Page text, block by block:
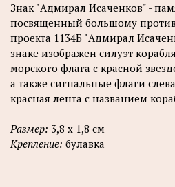
Знак "Адмирал Исаченков" -
посвященный большому
проекта 1134Б "Адмирал
знаке изображен силуэт
морского флага с красной
а также сигнальные флаги
красная лента с названием
Размер: 3,8 х 1,8 см
Крепление: булавка